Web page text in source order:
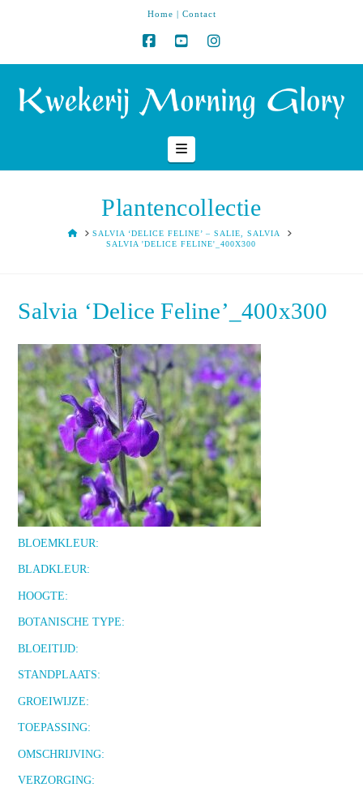
Home | Contact
Navigation
Plantencollectie
HOMESALVIA ‘DELICE FELINE’ – SALIE, SALVIA
SALVIA 'DELICE FELINE'_400X300
Salvia ‘Delice Feline’_400x300
BLOEMKLEUR:
BLADKLEUR:
HOOGTE:
BOTANISCHE TYPE:
BLOEITIJD:
STANDPLAATS:
GROEIWIJZE:
TOEPASSING:
OMSCHRIJVING:
VERZORGING: